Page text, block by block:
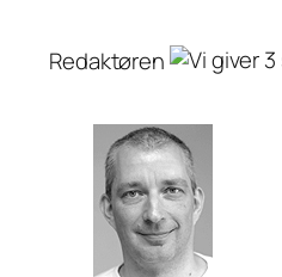
Redaktøren